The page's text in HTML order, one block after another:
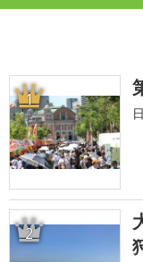
1
2